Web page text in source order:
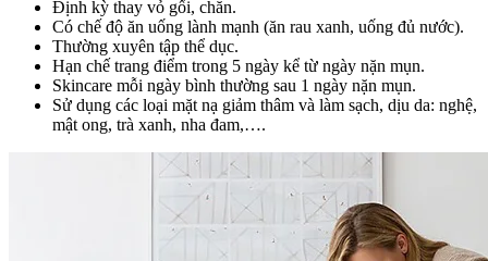
Định kỳ thay vỏ gối, chăn.
Có chế độ ăn uống lành mạnh (ăn rau xanh, uống đủ nước).
Thường xuyên tập thể dục.
Hạn chế trang điểm trong 5 ngày kể từ ngày nặn mụn.
Skincare mỗi ngày bình thường sau 1 ngày nặn mụn.
Sử dụng các loại mặt nạ giảm thâm và làm sạch, dịu da: nghệ,
mật ong, trà xanh, nha đam,….